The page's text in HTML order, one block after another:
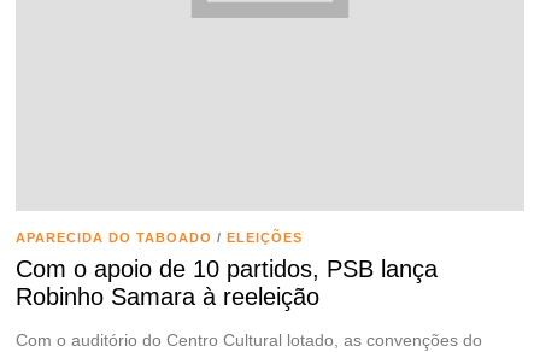
APARECIDA DO TABOADO / ELEIÇÕES
Com o apoio de 10 partidos, PSB lança
Robinho Samara à reeleição
Com o auditório do Centro Cultural lotado, as convenções do